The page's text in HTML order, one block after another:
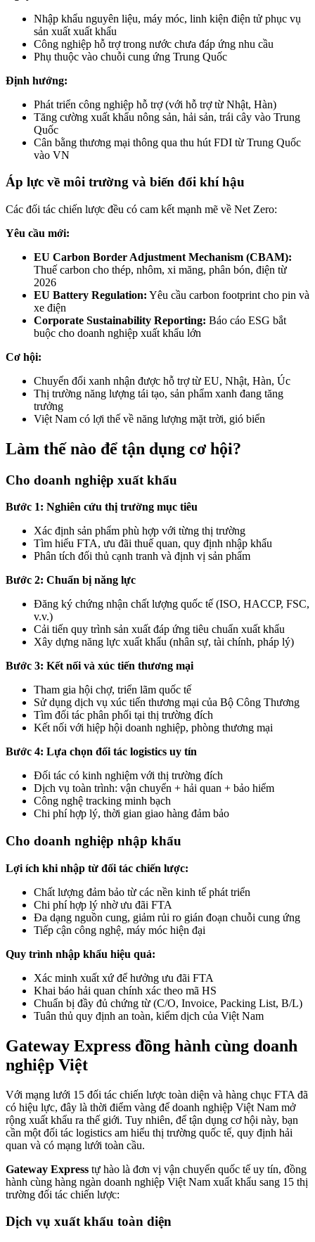
Nhập khẩu nguyên liệu, máy móc, linh kiện điện tử phục vụ
sản xuất xuất khẩu
Công nghiệp hỗ trợ trong nước chưa đáp ứng nhu cầu
Phụ thuộc vào chuỗi cung ứng Trung Quốc
Định hướng:
Phát triển công nghiệp hỗ trợ (với hỗ trợ từ Nhật, Hàn)
Tăng cường xuất khẩu nông sản, hải sản, trái cây vào Trung
Quốc
Cân bằng thương mại thông qua thu hút FDI từ Trung Quốc
vào VN
Áp lực về môi trường và biến đổi khí hậu
Các đối tác chiến lược đều có cam kết mạnh mẽ về Net Zero:
Yêu cầu mới:
EU Carbon Border Adjustment Mechanism (CBAM):
Thuế carbon cho thép, nhôm, xi măng, phân bón, điện từ
2026
EU Battery Regulation: Yêu cầu carbon footprint cho pin và
xe điện
Corporate Sustainability Reporting: Báo cáo ESG bắt
buộc cho doanh nghiệp xuất khẩu lớn
Cơ hội:
Chuyển đổi xanh nhận được hỗ trợ từ EU, Nhật, Hàn, Úc
Thị trường năng lượng tái tạo, sản phẩm xanh đang tăng
trưởng
Việt Nam có lợi thế về năng lượng mặt trời, gió biển
Làm thế nào để tận dụng cơ hội?
Cho doanh nghiệp xuất khẩu
Bước 1: Nghiên cứu thị trường mục tiêu
Xác định sản phẩm phù hợp với từng thị trường
Tìm hiểu FTA, ưu đãi thuế quan, quy định nhập khẩu
Phân tích đối thủ cạnh tranh và định vị sản phẩm
Bước 2: Chuẩn bị năng lực
Đăng ký chứng nhận chất lượng quốc tế (ISO, HACCP, FSC,
v.v.)
Cải tiến quy trình sản xuất đáp ứng tiêu chuẩn xuất khẩu
Xây dựng năng lực xuất khẩu (nhân sự, tài chính, pháp lý)
Bước 3: Kết nối và xúc tiến thương mại
Tham gia hội chợ, triển lãm quốc tế
Sử dụng dịch vụ xúc tiến thương mại của Bộ Công Thương
Tìm đối tác phân phối tại thị trường đích
Kết nối với hiệp hội doanh nghiệp, phòng thương mại
Bước 4: Lựa chọn đối tác logistics uy tín
Đối tác có kinh nghiệm với thị trường đích
Dịch vụ toàn trình: vận chuyển + hải quan + bảo hiểm
Công nghệ tracking minh bạch
Chi phí hợp lý, thời gian giao hàng đảm bảo
Cho doanh nghiệp nhập khẩu
Lợi ích khi nhập từ đối tác chiến lược:
Chất lượng đảm bảo từ các nền kinh tế phát triển
Chi phí hợp lý nhờ ưu đãi FTA
Đa dạng nguồn cung, giảm rủi ro gián đoạn chuỗi cung ứng
Tiếp cận công nghệ, máy móc hiện đại
Quy trình nhập khẩu hiệu quả:
Xác minh xuất xứ để hưởng ưu đãi FTA
Khai báo hải quan chính xác theo mã HS
Chuẩn bị đầy đủ chứng từ (C/O, Invoice, Packing List, B/L)
Tuân thủ quy định an toàn, kiểm dịch của Việt Nam
Gateway Express đồng hành cùng doanh
nghiệp Việt
Với mạng lưới 15 đối tác chiến lược toàn diện và hàng chục FTA đã
có hiệu lực, đây là thời điểm vàng để doanh nghiệp Việt Nam mở
rộng xuất khẩu ra thế giới. Tuy nhiên, để tận dụng cơ hội này, bạn
cần một đối tác logistics am hiểu thị trường quốc tế, quy định hải
quan và có mạng lưới toàn cầu.
Gateway Express tự hào là đơn vị vận chuyển quốc tế uy tín, đồng
hành cùng hàng ngàn doanh nghiệp Việt Nam xuất khẩu sang 15 thị
trường đối tác chiến lược:
Dịch vụ xuất khẩu toàn diện